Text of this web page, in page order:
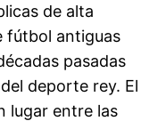
de alta
fútbol antiguas
pasadas
deporte rey. El
lugar entre las